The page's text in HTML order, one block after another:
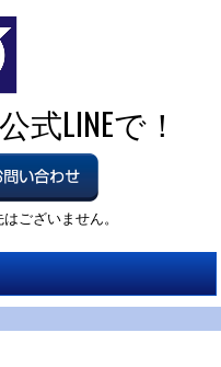
LINEで！
ございません。